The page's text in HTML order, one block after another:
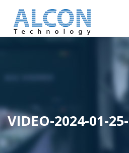
產品及服務
工程個案
VIDEO-2024-01-